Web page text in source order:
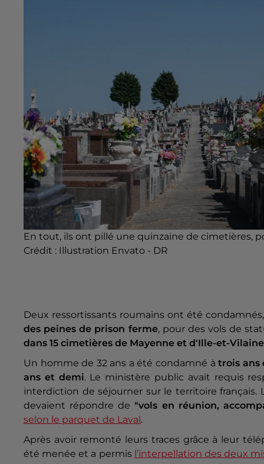
En tout, ils ont pillé une quinzaine de cimetières,
Crédit : Illustration Envato - DR
Deux ressortissants roumains ont été
des peines de prison ferme, pour des vols de
dans 15 cimetières de Mayenne et d'Ille-et-
Un homme de 32 ans a été condamné àtrois ans
ans et demi. Le ministère public avait requis
interdiction de séjourner sur le territoire français.
devaient répondre de "vols en réunion,
selon le parquet de Laval.
Après avoir remonté leurs traces grâce à leur
été menée et a permis l’interpellation des deux